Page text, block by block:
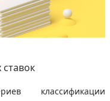
классификации